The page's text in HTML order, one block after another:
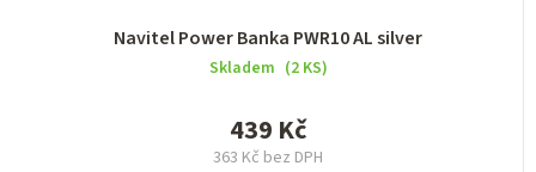
Navitel Power Banka PWR10 AL silver
Skladem (2 KS)
363 Kč bez DPH
439 Kč